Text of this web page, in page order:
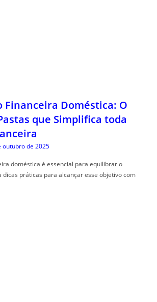
Financeira Doméstica: O
que Simplifica toda
outubro de 2025
doméstica é essencial para equilibrar o
dicas práticas para alcançar esse objetivo com